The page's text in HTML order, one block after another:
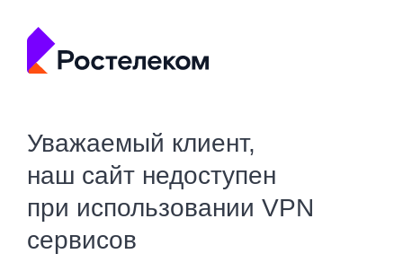
Уважаемый клиент,
наш сайт недоступен
при использовании VPN
сервисов